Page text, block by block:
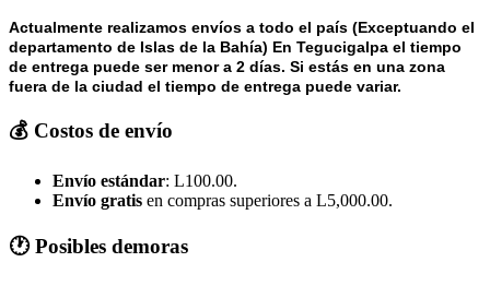
Actualmente realizamos envíos a todo el país (Exceptuando el
departamento de Islas de la Bahía) En Tegucigalpa el tiempo
de entrega puede ser menor a 2 días. Si estás en una zona
fuera de la ciudad el tiempo de entrega puede variar.
💰 Costos de envío
Envío estándar: L100.00.
Envío gratis en compras superiores a L5,000.00.
🕐 Posibles demoras